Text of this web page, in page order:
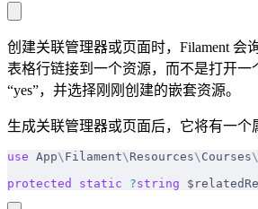
创建关联管理器或页面时，Filament 会
表格行链接到一个资源，而不是打开一
“yes”，并选择刚刚创建的嵌套资源。
生成关联管理器或页面后，它将有一个
use App\ Filament\ Resources\ Courses\
protected
static ?string